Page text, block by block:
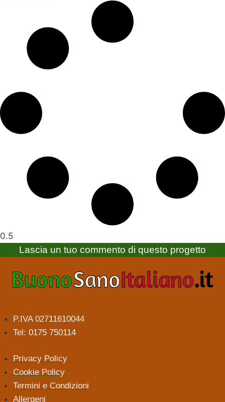
Lascia un tuo commento di questo progetto
P.IVA 02711610044
Tel: 0175 750114
Privacy Policy
Cookie Policy
Termini e Condizioni
Allergeni